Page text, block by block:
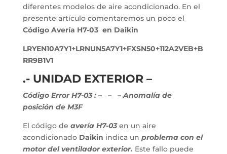
diferentes modelos de aire acondicionado. En el
presente artículo comentaremos un poco el
Código Avería H7-03 en Daikin
LRYEN10A7Y1+LRNUN5A7Y1+FXSN50+112A2VEB+B
RR9B1V1
.- UNIDAD EXTERIOR –
Código Error H7-03 : –
– – Anomalía de
posición de M3F
El código de avería H7-03 en un aire
acondicionado Daikin indica un problema con el
motor del ventilador exterior. Este fallo puede